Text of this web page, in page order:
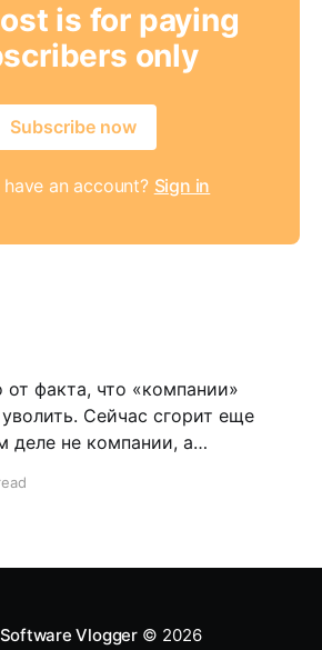
is for paying
only
Subscribe now
an account? Sign in
от факта, что «компании»
Сейчас сгорит еще
деле не компании, а
Vlogger© 2026